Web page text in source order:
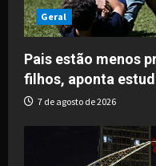
Geral
Pais estão menos
filhos, aponta
7 de agosto de 2026